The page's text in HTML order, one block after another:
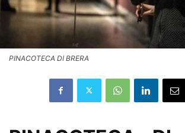
PINACOTECA DI BRERA